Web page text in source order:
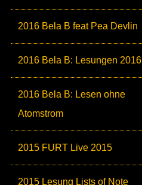
2016 Bela B feat Pea Devlin
2016 Bela B: Lesungen 2016
2016 Bela B: Lesen ohne
Atomstrom
2015 FURT Live 2015
2015 Lesung Lists of Note